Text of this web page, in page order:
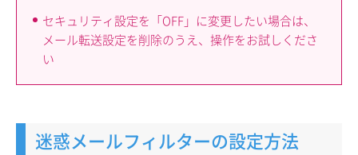
セキュリティ設定を「OFF」に変更したい場合は、
メール転送設定を削除のうえ、操作をお試しくださ
い
迷惑メールフィルターの設定方法